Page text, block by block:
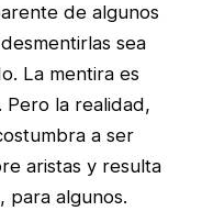
de algunos
sea
La mentira es
Pero la realidad,
a ser
aristas y resulta
para algunos.